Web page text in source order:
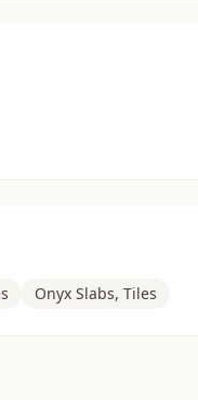
Onyx Slabs, Tiles